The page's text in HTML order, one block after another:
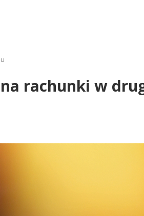
rachunki w